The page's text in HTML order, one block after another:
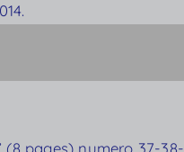
pages) numero 37-